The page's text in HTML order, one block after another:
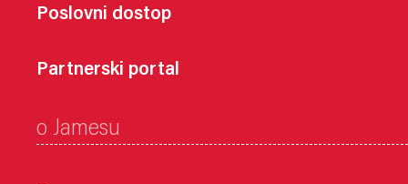
Poslovni dostop
Partnerski portal
o Jamesu